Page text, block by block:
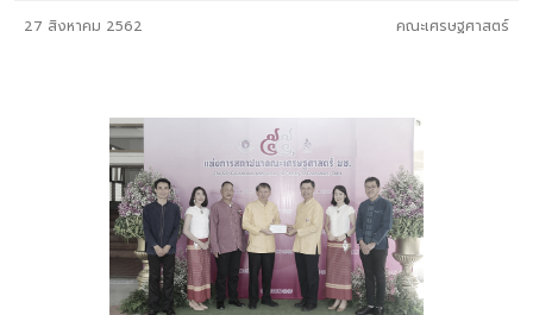
27 สิงหาคม 2562 คณะเศรษฐศาสตร์